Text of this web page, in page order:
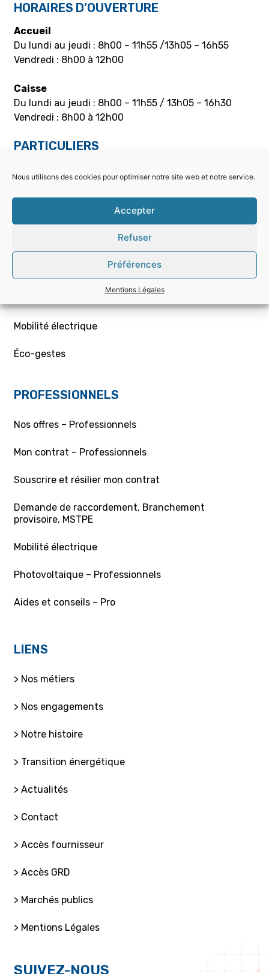
Nous utilisons des cookies pour optimiser notre site web et notre service.
Accepter
Refuser
Préférences
Mentions Légales
HORAIRES D’OUVERTURE
Accueil
Du lundi au jeudi : 8h00 – 11h55 /13h05 – 16h55
Vendredi : 8h00 à 12h00
Caisse
Du lundi au jeudi : 8h00 – 11h55 / 13h05 – 16h30
Vendredi : 8h00 à 12h00
PARTICULIERS
Choisir la bonne offre
Demande de raccordement aux réseaux Gaz/Elec
ou branchement provisoire
Mobilité électrique
Éco-gestes
PROFESSIONNELS
Nos offres – Professionnels
Mon contrat – Professionnels
Souscrire et résilier mon contrat
Demande de raccordement, Branchement
provisoire, MSTPE
Mobilité électrique
Photovoltaique – Professionnels
Aides et conseils – Pro
LIENS
> Nos métiers
> Nos engagements
> Notre histoire
> Transition énergétique
> Actualités
> Contact
> Accès fournisseur
> Accès GRD
> Marchés publics
> Mentions Légales
SUIVEZ-NOUS